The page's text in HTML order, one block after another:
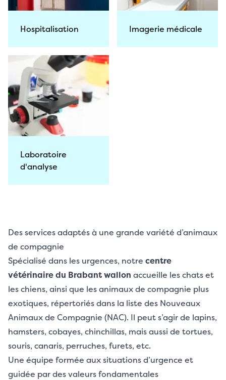
Hospitalisation Imagerie médicale
Laboratoire
d'analyse
Des services adaptés à une grande variété d’animaux
de compagnie
Spécialisé dans les urgences, notre centre
vétérinaire du Brabant wallon accueille les chats et
les chiens, ainsi que les animaux de compagnie plus
exotiques, répertoriés dans la liste des Nouveaux
Animaux de Compagnie (NAC). Il peut s’agir de lapins,
hamsters, cobayes, chinchillas, mais aussi de tortues,
souris, canaris, perruches, furets, etc.
Une équipe formée aux situations d’urgence et
guidée par des valeurs fondamentales